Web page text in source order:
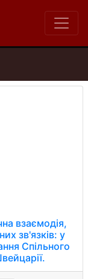
взаємодія,
зв'язків: у
Спільного